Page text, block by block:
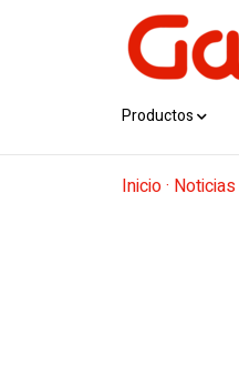
Productos
Inicio· Noticias